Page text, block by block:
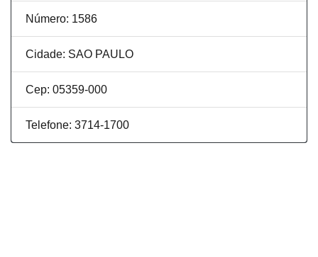
Número: 1586
Cidade: SAO PAULO
Cep: 05359-000
Telefone: 3714-1700